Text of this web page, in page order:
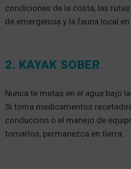
condiciones de la costa, las
de emergencia y la fauna local en
2. KAYAK SOBER
Nunca te metas en el agua bajo
Si toma medicamentos
conducción o el manejo de
tomarlos, permanezca en tierra.